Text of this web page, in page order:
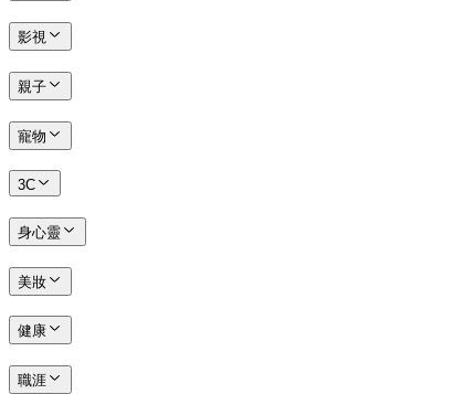
影視
親子
寵物
3C
身心靈
美妝
健康
職涯